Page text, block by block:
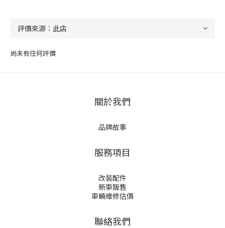
尚未有任何評價
關於我們
品牌故事
服務項目
改裝配件
新車販售
車輛維修估價
聯絡我們